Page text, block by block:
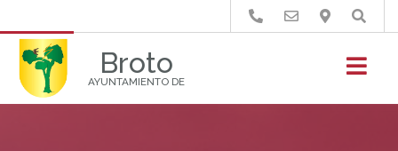
Broto
AYUNTAMIENTO DE
Buscar